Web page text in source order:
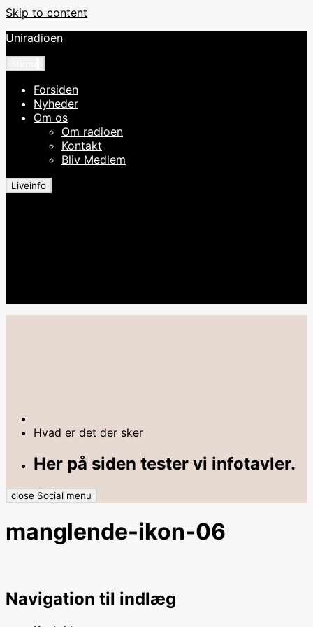
Skip to content
Uniradioen
Forsiden
Nyheder
Om os
Om radioen
Kontakt
Bliv Medlem
Liveinfo
Hvad er det der sker
Her på siden tester vi infotavler.
close Social menu
manglende-ikon-06
Navigation til indlæg